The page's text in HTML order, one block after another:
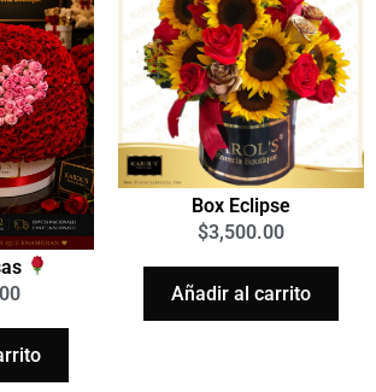
Box Eclipse
$3,500.00
Añadir al carrito